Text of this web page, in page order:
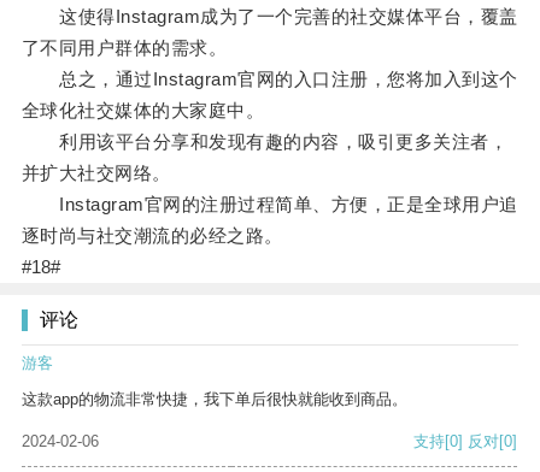
这使得Instagram成为了一个完善的社交媒体平台，覆盖
了不同用户群体的需求。
总之，通过Instagram官网的入口注册，您将加入到这个
全球化社交媒体的大家庭中。
利用该平台分享和发现有趣的内容，吸引更多关注者，
并扩大社交网络。
Instagram官网的注册过程简单、方便，正是全球用户追
逐时尚与社交潮流的必经之路。
#18#
评论
游客
这款app的物流非常快捷，我下单后很快就能收到商品。
2024-02-06 支持[0] 反对[0]